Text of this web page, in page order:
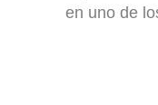
en uno de